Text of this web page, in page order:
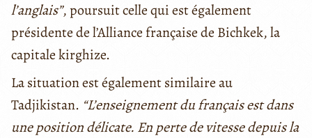
l’anglais”, poursuit celle qui est également
présidente de l’Alliance française de Bichkek, la
capitale kirghize.
La situation est également similaire au
Tadjikistan. “L’enseignement du français est dans
une position délicate. En perte de vitesse depuis la